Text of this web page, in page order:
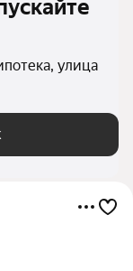
улица